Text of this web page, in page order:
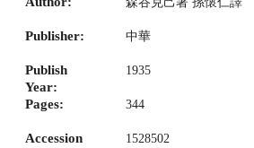
Publisher: 中華
Publish
Year:
1935
Pages: 344
Accession
1528502